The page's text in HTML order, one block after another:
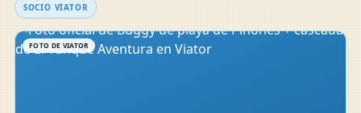
SOCIO VIATOR
FOTO DE VIATOR